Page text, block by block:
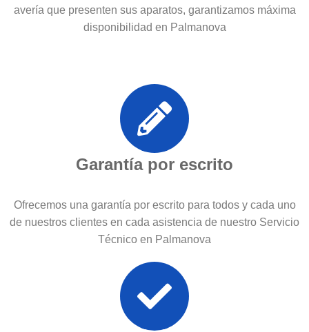
avería que presenten sus aparatos, garantizamos máxima
disponibilidad en Palmanova
Garantía por escrito
Ofrecemos una garantía por escrito para todos y cada uno
de nuestros clientes en cada asistencia de nuestro Servicio
Técnico en Palmanova